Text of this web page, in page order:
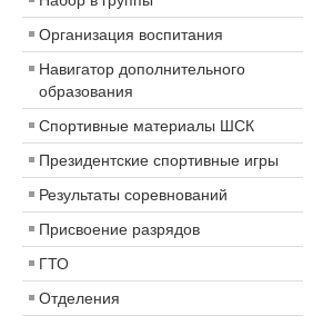
Организация воспитания
Навигатор дополнительного
образования
Спортивные материалы ШСК
Президентские спортивные игры
Результаты соревнований
Присвоение разрядов
ГТО
Отделения